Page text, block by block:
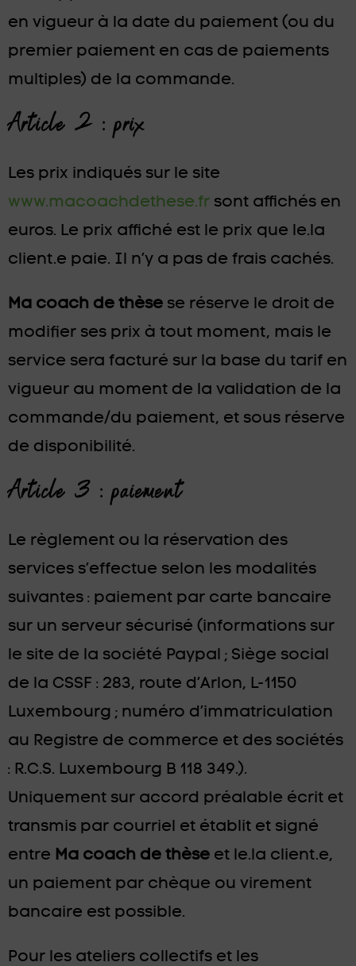
en vigueur à la date du paiement (ou du
premier paiement en cas de paiements
multiples) de la commande.
Article 2 : prix
Les prix indiqués sur le site
www.macoachdethese.fr sont affichés en
euros. Le prix affiché est le prix que le.la
client.e paie. Il n’y a pas de frais cachés.
Ma coach de thèse se réserve le droit de
modifier ses prix à tout moment, mais le
service sera facturé sur la base du tarif en
vigueur au moment de la validation de la
commande/du paiement, et sous réserve
de disponibilité.
Article 3 : paiement
Le règlement ou la réservation des
services s’effectue selon les modalités
suivantes : paiement par carte bancaire
sur un serveur sécurisé (informations sur
le site de la société Paypal ; Siège social
de la CSSF : 283, route d’Arlon, L-1150
Luxembourg ; numéro d’immatriculation
au Registre de commerce et des sociétés
: R.C.S. Luxembourg B 118 349.).
Uniquement sur accord préalable écrit et
transmis par courriel et établit et signé
entre Ma coach de thèse et le.la client.e,
un paiement par chèque ou virement
bancaire est possible.
Pour les ateliers collectifs et les